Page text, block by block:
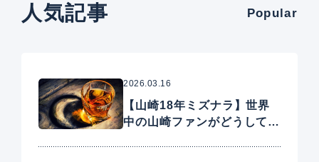
人気記事 Popular
2026.03.16
【山崎18年ミズナラ】世界
中の山崎ファンがどうしても